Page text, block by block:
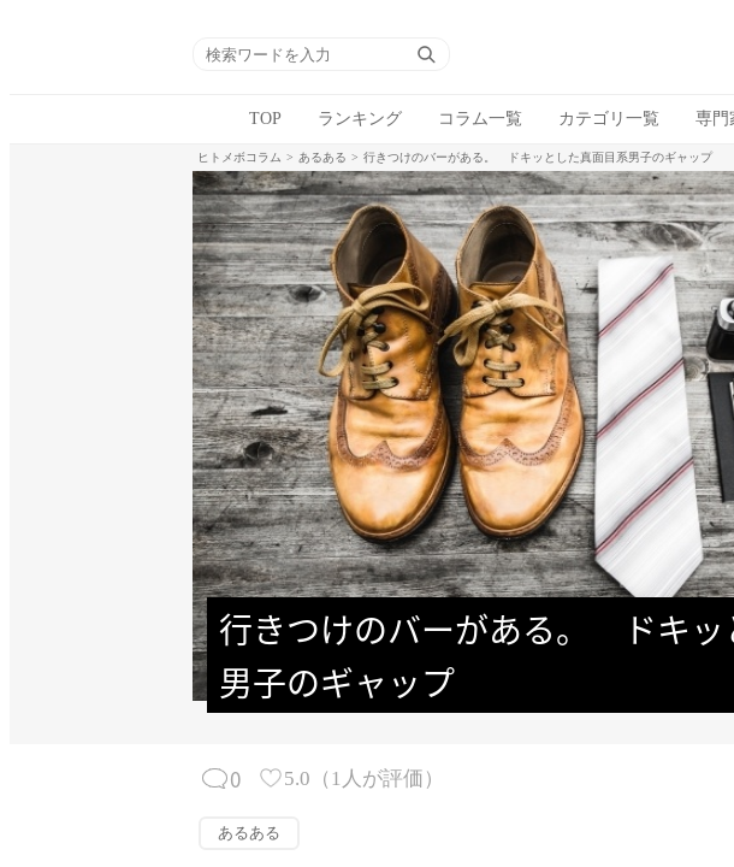
TOP ランキング コラム一覧 カテゴリ一覧 専門
ヒトメボコラム あるある 行きつけのバーがある。 ドキッとした真面目系男子のギャップ
行きつけのバーがある。　ドキ
男子のギャップ
0 5.0 （ 1 人が評価）
あるある